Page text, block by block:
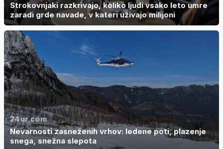
Strokovnjaki razkrivajo, koliko ljudi vsako leto umre
zaradi grde navade, v kateri uživajo milijoni
24ur.com
Nevarnosti zasneženih vrhov: ledene poti, plazenje
snega, snežna slepota